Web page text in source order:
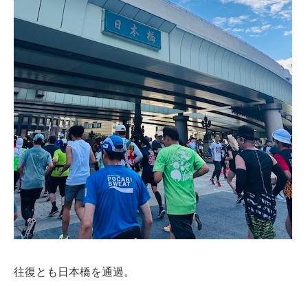
往復とも日本橋を通過。